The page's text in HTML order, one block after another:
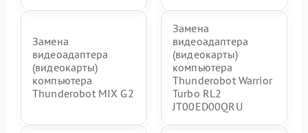
Замена
видеоадаптера
(видеокарты)
компьютера
Thunderobot MIX G2
Замена
видеоадаптера
(видеокарты)
компьютера
Thunderobot Warrior
Turbo RL2
JT00ED00QRU